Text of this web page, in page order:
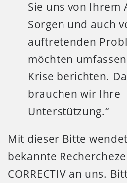
Sie uns von Ihrem
Sorgen und auch
auftretenden
möchten
Krise berichten.
brauchen wir Ihre
Unterstützung.“
Mit dieser Bitte
bekannte
CORRECTIV an uns.